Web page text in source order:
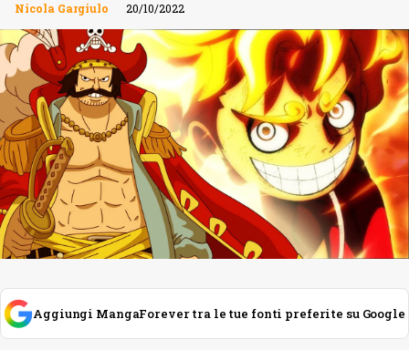
Nicola Gargiulo 20/10/2022
Aggiungi MangaForever tra le tue fonti preferite su Google